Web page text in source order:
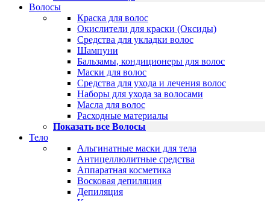
Волосы
Краска для волос
Окислители для краски (Оксиды)
Средства для укладки волос
Шампуни
Бальзамы, кондиционеры для волос
Маски для волос
Средства для ухода и лечения волос
Наборы для ухода за волосами
Масла для волос
Расходные материалы
Показать все Волосы
Тело
Альгинатные маски для тела
Антицеллюлитные средства
Аппаратная косметика
Восковая депиляция
Депиляция